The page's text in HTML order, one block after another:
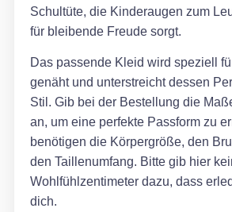
Schultüte, die Kinderaugen zum
für bleibende Freude sorgt.
Das passende Kleid wird speziell
genäht und unterstreicht dessen
Stil. Gib bei der Bestellung die
an, um eine perfekte Passform zu
benötigen die Körpergröße, den
den Taillenumfang. Bitte gib hier
Wohlfühlzentimeter dazu, dass
dich.